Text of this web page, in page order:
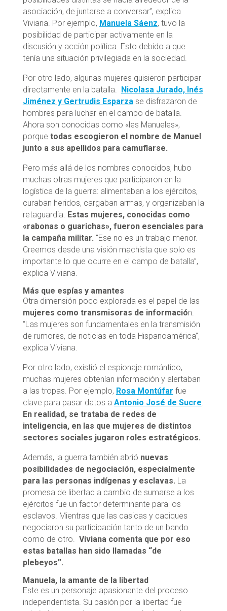
asociación, de juntarse a conversar”, explica
Viviana. Por ejemplo, Manuela Sáenz, tuvo la
posibilidad de participar activamente en la
discusión y acción política. Esto debido a que
tenía una situación privilegiada en la sociedad.
Por otro lado, algunas mujeres quisieron participar
directamente en la batalla. Nicolasa Jurado, Inés
Jiménez y Gertrudis Esparzase disfrazaron de
hombres para luchar en el campo de batalla.
Ahora son conocidas como «les Manueles»,
porque todas escogieron el nombre de Manuel
junto a sus apellidos para camuflarse.
Pero más allá de los nombres conocidos, hubo
muchas otras mujeres que participaron en la
logística de la guerra: alimentaban a los ejércitos,
curaban heridos, cargaban armas, y organizaban la
retaguardia. Estas mujeres, conocidas como
«rabonas o guarichas», fueron esenciales para
la campaña militar. “Ese no es un trabajo menor.
Creemos desde una visión machista que solo es
importante lo que ocurre en el campo de batalla”,
explica Viviana.
Más que espías y amantes
Otra dimensión poco explorada es el papel de las
mujeres como transmisoras de información.
“Las mujeres son fundamentales en la transmisión
de rumores, de noticias en toda Hispanoamérica”,
explica Viviana.
Por otro lado, existió el espionaje romántico,
muchas mujeres obtenían información y alertaban
a las tropas. Por ejemplo, Rosa Montúfar fue
clave para pasar datos a Antonio José de Sucre.
En realidad, se trataba de redes de
inteligencia, en las que mujeres de distintos
sectores sociales jugaron roles estratégicos.
Además, la guerra también abrió nuevas
posibilidades de negociación, especialmente
para las personas indígenas y esclavas. La
promesa de libertad a cambio de sumarse a los
ejércitos fue un factor determinante para los
esclavos. Mientras que las casicas y caciques
negociaron su participación tanto de un bando
como de otro. Viviana comenta que por eso
estas batallas han sido llamadas “de
plebeyos”.
Manuela, la amante de la libertad
Este es un personaje apasionante del proceso
independentista. Su pasión por la libertad fue